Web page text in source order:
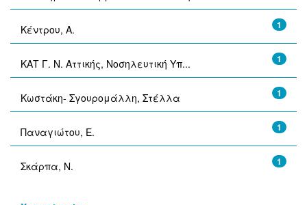
1
Κέντρου, Α.
1
ΚΑΤ Γ. Ν. Αττικής, Νοσηλευτική Υπ...
1
Κωστάκη- Σγουρομάλλη, Στέλλα
1
Παναγιώτου, Ε.
1
Σκάρπα, Ν.